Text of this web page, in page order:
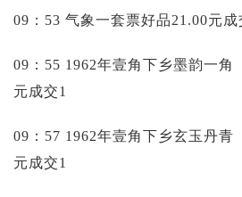
09：53 气象一套票好品21.00元成
09：55 1962年壹角下乡墨韵一角
元成交1
09：57 1962年壹角下乡玄玉丹青
元成交1